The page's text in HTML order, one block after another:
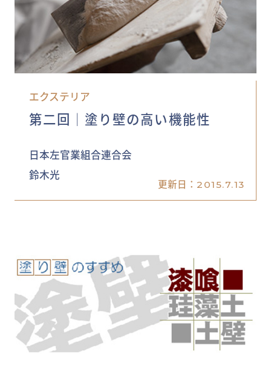
エクステリア
第二回│塗り壁の高い機能性
日本左官業組合連合会
鈴木光
更新日： 2015.7.13